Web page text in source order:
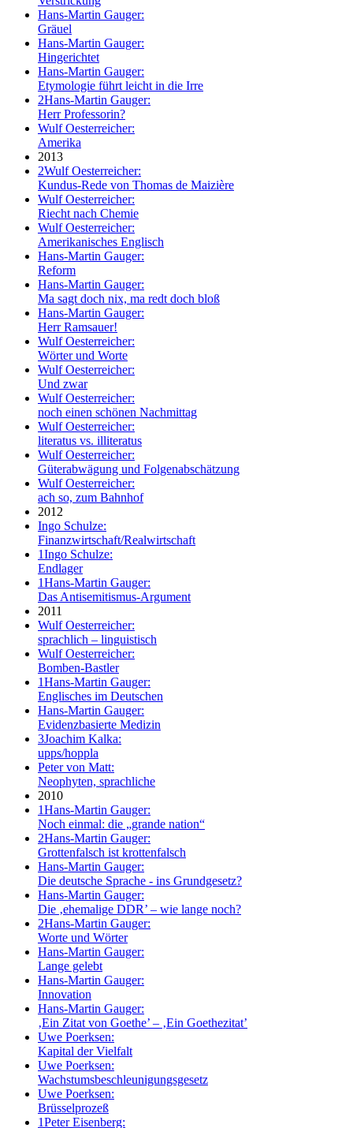
Hans-Martin Gauger:
Gräuel
Hans-Martin Gauger:
Hingerichtet
Hans-Martin Gauger:
Etymologie führt leicht in die Irre
2Hans-Martin Gauger:
Herr Professorin?
Wulf Oesterreicher:
Amerika
2013
2Wulf Oesterreicher:
Kundus-Rede von Thomas de Maizière
Wulf Oesterreicher:
Riecht nach Chemie
Wulf Oesterreicher:
Amerikanisches Englisch
Hans-Martin Gauger:
Reform
Hans-Martin Gauger:
Ma sagt doch nix, ma redt doch bloß
Hans-Martin Gauger:
Herr Ramsauer!
Wulf Oesterreicher:
Wörter und Worte
Wulf Oesterreicher:
Und zwar
Wulf Oesterreicher:
noch einen schönen Nachmittag
Wulf Oesterreicher:
literatus vs. illiteratus
Wulf Oesterreicher:
Güterabwägung und Folgenabschätzung
Wulf Oesterreicher:
ach so, zum Bahnhof
2012
Ingo Schulze:
Finanzwirtschaft/Realwirtschaft
1Ingo Schulze:
Endlager
1Hans-Martin Gauger:
Das Antisemitismus-Argument
2011
Wulf Oesterreicher:
sprachlich – linguistisch
Wulf Oesterreicher:
Bomben-Bastler
1Hans-Martin Gauger:
Englisches im Deutschen
Hans-Martin Gauger:
Evidenzbasierte Medizin
3Joachim Kalka:
upps/hoppla
Peter von Matt:
Neophyten, sprachliche
2010
1Hans-Martin Gauger:
Noch einmal: die „grande nation“
2Hans-Martin Gauger:
Grottenfalsch ist krottenfalsch
Hans-Martin Gauger:
Die deutsche Sprache - ins Grundgesetz?
Hans-Martin Gauger:
Die ‚ehemalige DDR’ – wie lange noch?
2Hans-Martin Gauger:
Worte und Wörter
Hans-Martin Gauger:
Lange gelebt
Hans-Martin Gauger:
Innovation
Hans-Martin Gauger:
‚Ein Zitat von Goethe’ – ‚Ein Goethezitat’
Uwe Poerksen:
Kapital der Vielfalt
Uwe Poerksen:
Wachstumsbeschleunigungsgesetz
Uwe Poerksen:
Brüsselprozeß
1Peter Eisenberg: